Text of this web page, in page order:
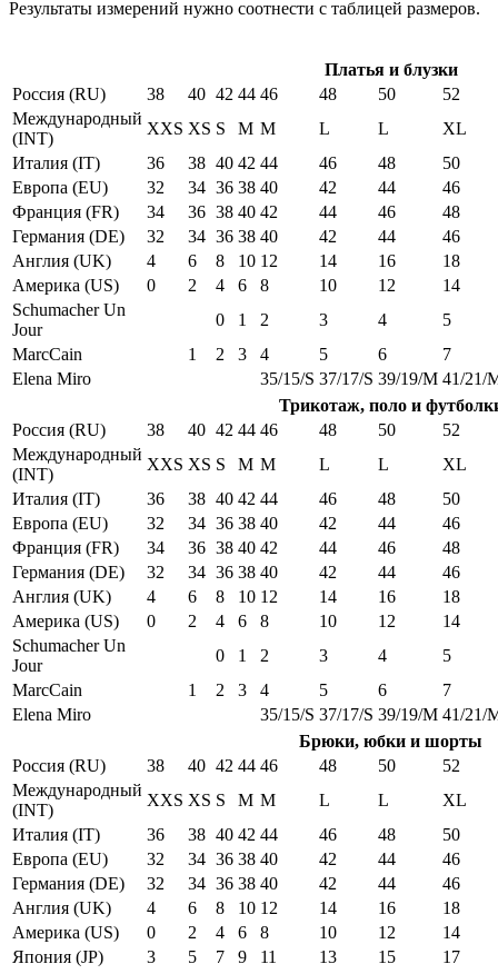
Результаты измерений нужно соотнести с таблицей размеров.
Платья и блузки
Россия (RU)
38 40 42 44 46 48 50
52
Международный
(INT)
XXS XS S M M L L
XL
Италия (IT)
36 38 40 42 44 46 48
50
Европа (EU)
32 34 36 38 40 42 44
46
Франция (FR)
34 36 38 40 42 44 46
48
Германия (DE)
32 34 36 38 40 42 44
46
Англия (UK)
4 6 8 10 12 14 16
18
Америка (US)
0 2 4 6 8 10 12
14
Schumacher Un
Jour
0 1 2 3 4
5
MarcCain
1 2 3 4 5 6
7
Elena Miro
35/15/S 37/17/S 39/19/M 41/21/
Трикотаж, поло и
Россия (RU)
38 40 42 44 46 48 50
52
Международный
(INT)
XXS XS S M M L L
XL
Италия (IT)
36 38 40 42 44 46 48
50
Европа (EU)
32 34 36 38 40 42 44
46
Франция (FR)
34 36 38 40 42 44 46
48
Германия (DE)
32 34 36 38 40 42 44
46
Англия (UK)
4 6 8 10 12 14 16
18
Америка (US)
0 2 4 6 8 10 12
14
Schumacher Un
Jour
0 1 2 3 4
5
MarcCain
1 2 3 4 5 6
7
Elena Miro
35/15/S 37/17/S 39/19/M 41/21/
Брюки, юбки и шорты
Россия (RU)
38 40 42 44 46 48 50
52
Международный
(INT)
XXS XS S M M L L
XL
Италия (IT)
36 38 40 42 44 46 48
50
Европа (EU)
32 34 36 38 40 42 44
46
Германия (DE)
32 34 36 38 40 42 44
46
Англия (UK)
4 6 8 10 12 14 16
18
Америка (US)
0 2 4 6 8 10 12
14
Япония (JP)
3 5 7 9 11 13 15
17